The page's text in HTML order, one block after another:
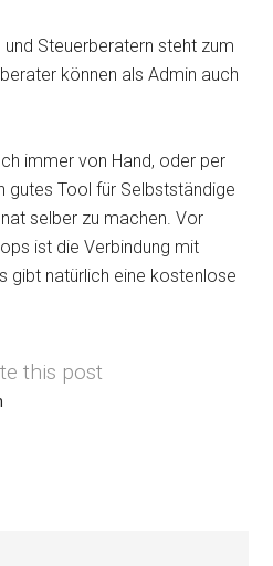
und Steuerberatern steht zum
können als Admin auch
immer von Hand, oder per
gutes Tool für Selbstständige
selber zu machen. Vor
ist die Verbindung mit
gibt natürlich eine kostenlose
this post